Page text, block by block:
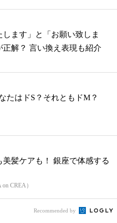
します」と「お願い致しま
正解？ 言い換え表現も紹介
たはドS？それともドM？
美髪ケアも！ 銀座で体感する
CREA）
Recommended by